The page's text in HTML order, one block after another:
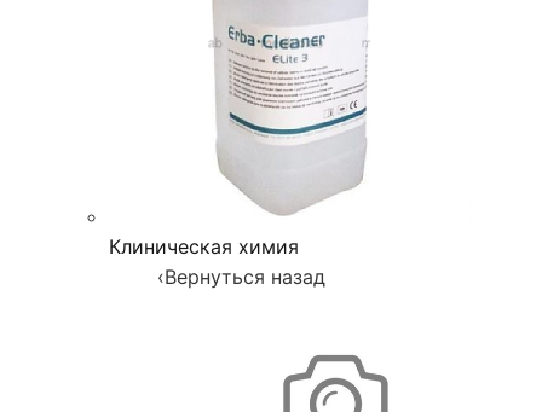
Клиническая химия
‹Вернуться назад